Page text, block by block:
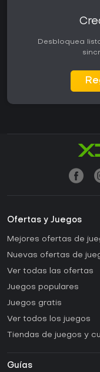
Desbloquea
Ofertas y Juegos
Mejores ofertas de
Nuevas ofertas de
Ver todas las ofertas
Juegos populares
Juegos gratis
Ver todos los juegos
Tiendas de juegos y
Guías